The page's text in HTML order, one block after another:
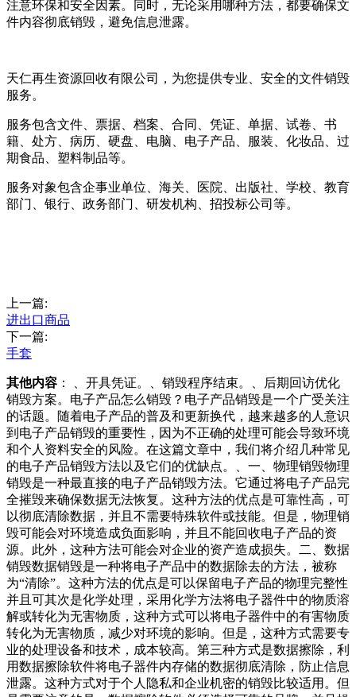
注意环保和安全因素。同时，无论采用哪种方法，都要确保文
件内容彻底销毁，避免信息泄露。
天仁再生资源回收有限公司，为您提供专业、安全的文件销毁
服务。
服务包含文件、票据、档案、合同、凭证、单据、试卷、书
籍、处方、病历、硬盘、电脑、电子产品、服装、化妆品、过
期食品、塑料制品等。
服务对象包含企事业单位、海关、医院、出版社、学校、教育
部门、银行、政务部门、研发机构、招投标公司等。
上一篇:
进出口商品
下一篇:
手套
其他内容 ： 、开具凭证。、销毁程序结束。、后期回访优化
销毁方案。电子产品怎么销毁？电子产品销毁是一个广受关注
的话题。随着电子产品的普及和更新换代，越来越多的人意识
到电子产品销毁的重要性，因为不正确的处理可能会导致环境
和个人资料安全的风险。在这篇文章中，我们将介绍几种常见
的电子产品销毁方法以及它们的优缺点。、一、物理销毁物理
销毁是一种最直接的电子产品销毁方法。它通过将电子产品完
全摧毁来确保数据无法恢复。这种方法的优点是可靠性高，可
以彻底清除数据，并且不需要特殊软件或技能。但是，物理销
毁可能会对环境造成负面影响，并且不能回收电子产品的资
源。此外，这种方法可能会对企业的资产造成损失。二、数据
销毁数据销毁是一种将电子产品中的数据除去的方法，被称
为“清除”。这种方法的优点是可以保留电子产品的物理完整性
并且可其次是化学处理，采用化学方法将电子器件中的物质溶
解或转化为无害物质，这种方式可以将电子器件中的有害物质
转化为无害物质，减少对环境的影响。但是，这种方式需要专
业的处理设备和技术，成本较高。第三种方式是数据擦除，利
用数据擦除软件将电子器件内存储的数据彻底清除，防止信息
泄露。这种方式对于个人隐私和企业机密的销毁比较适用。但